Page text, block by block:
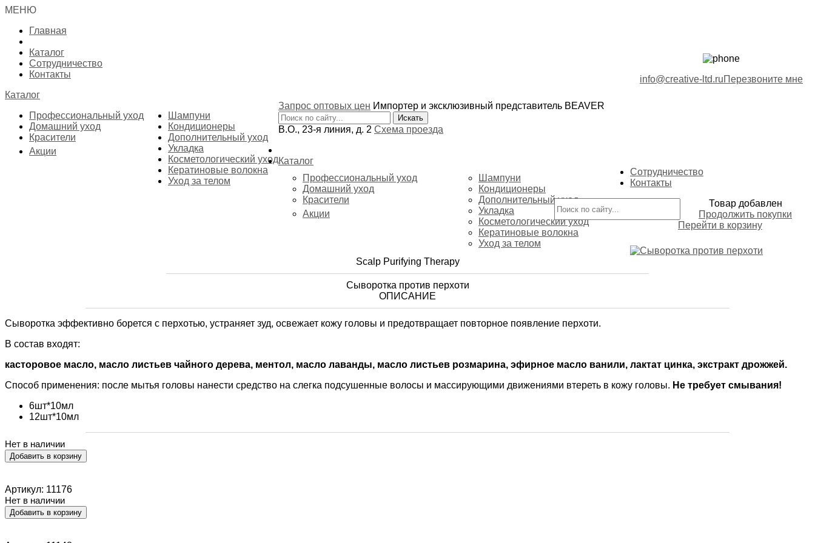
МЕНЮ
Главная
Каталог
Сотрудничество
Контакты
Каталог
Профессиональный уход
Домашний уход
Красители
Акции
Шампуни
Кондиционеры
Дополнительный уход
Укладка
Косметологический уход
Кератиновые волокна
Уход за телом
Запрос оптовых цен Импортер и эксклюзивный представитель BEAVER
В.О., 23-я линия, д. 2 Схема проезда
Каталог
Профессиональный уход
Домашний уход
Красители
Акции
Шампуни
Кондиционеры
Дополнительный уход
Укладка
Косметологический уход
Кератиновые волокна
Уход за телом
Сотрудничество
Контакты
Товар добавлен
Продолжить покупки
Перейти в корзину
info@creative-ltd.ruПерезвоните мне
Scalp Purifying Therapy
Сыворотка против перхоти
ОПИСАНИЕ
Сыворотка эффективно борется с перхотью, устраняет зуд, освежает кожу головы и предотвращает повторное появление перхоти.
В состав входят:
касторовое масло, масло листьев чайного дерева, ментол, масло лаванды, масло листьев розмарина, эфирное масло ванили, лактат цинка, экстракт дрожжей.
Способ применения: после мытья головы нанести средство на слегка подсушенные волосы и массирующими движениями втереть в кожу головы. Не требует смывания!
6шт*10мл
12шт*10мл
Нет в наличии
Артикул: 11176
Нет в наличии